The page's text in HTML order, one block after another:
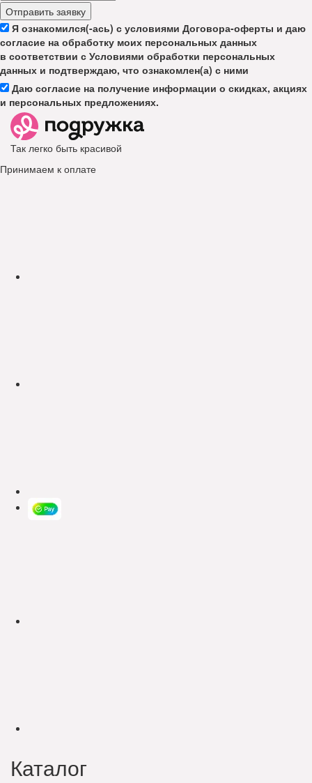
Отправить заявку
Я ознакомился(-ась) с условиями Договора-оферты и даю
согласие на обработку моих персональных данных
в соответствии с Условиями обработки персональных
данных и подтверждаю, что ознакомлен(а) с ними
Даю согласие на получение информации о скидках, акциях
и персональных предложениях.
Так легко быть красивой
Принимаем к оплате
Каталог